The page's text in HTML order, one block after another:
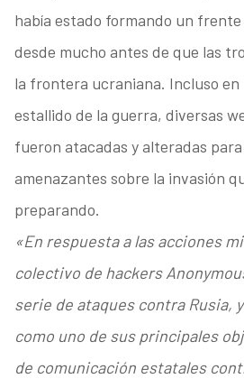
había estado formando un
desde mucho antes de que las
la frontera ucraniana. Incluso en
estallido de la guerra, diversas
fueron atacadas y alteradas
amenazantes sobre la invasión
preparando.
«En respuesta a las acciones
colectivo de hackers
serie de ataques contra Rusia,
como uno de sus principales
de comunicación estatales